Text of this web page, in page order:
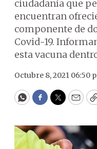
ciudadanía que
encuentran
componente de
Covid-19.
esta vacuna
Octubre 8, 2021 06:50
WhatsApp
Facebook
Twitter